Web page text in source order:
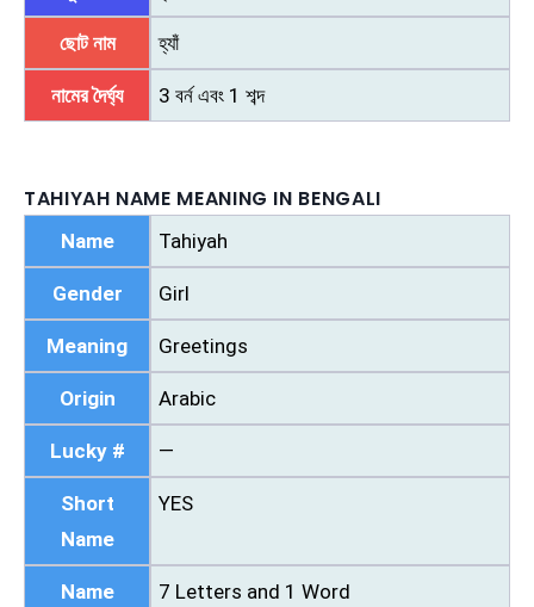
ছোট নাম হ্যাঁ
নামের দৈর্ঘ্য 3 বর্ন এবং 1 শব্দ
TAHIYAH NAME MEANING IN BENGALI
Name Tahiyah
Gender Girl
Meaning Greetings
Origin Arabic
Lucky # —
Short
Name
YES
Name
7 Letters and 1 Word